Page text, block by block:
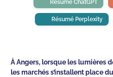
Résumé ChatGPT
Résumé Perplexity
À Angers, lorsque les lumières
les marchés s’installent place